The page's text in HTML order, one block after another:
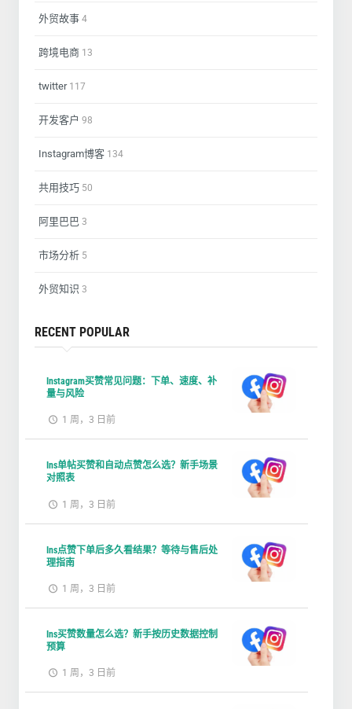
外贸故事 4
跨境电商 13
twitter117
开发客户 98
Instagram博客 134
共用技巧 50
阿里巴巴 3
市场分析 5
外贸知识 3
RECENT POPULAR
Instagram买赞常见问题：下单、速度、补
量与风险
1 周，3 日前
Ins单帖买赞和自动点赞怎么选？新手场景
对照表
1 周，3 日前
Ins点赞下单后多久看结果？等待与售后处
理指南
1 周，3 日前
Ins买赞数量怎么选？新手按历史数据控制
预算
1 周，3 日前